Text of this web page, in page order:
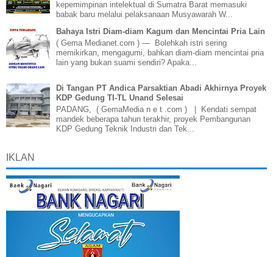
kepemimpinan intelektual di Sumatra Barat memasuki
babak baru melalui pelaksanaan Musyawarah W...
Bahaya Istri Diam-diam Kagum dan Mencintai Pria Lain
( Gema Medianet.com ) — Bolehkah istri sering
memikirkan, mengagumi, bahkan diam-diam mencintai pria
lain yang bukan suami sendiri? Apaka...
Di Tangan PT Andica Parsaktian Abadi Akhirnya Proyek
KDP Gedung TI-TL Unand Selesai
PADANG, ( GemaMedia n e t .com ) | Kendati sempat
mandek beberapa tahun terakhir, proyek Pembangunan
KDP Gedung Teknik Industri dan Tek...
IKLAN